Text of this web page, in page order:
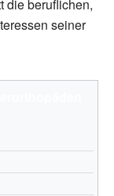
die beruflichen,
seiner